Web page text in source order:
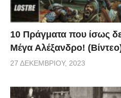
koutipandoras.gr]
10 Πράγματα που ίσως
Μέγα Αλέξανδρο!
27 ΔΕΚΕΜΒΡΊΟΥ, 2023